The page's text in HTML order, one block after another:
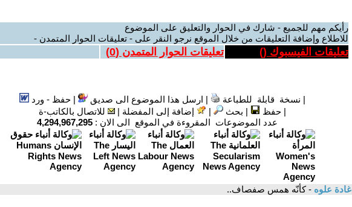
رأيكم مهم للجميع - شارك في الحوار والتعليق على الموضوع
للاطلاع وإضافة التعليقات من خلال الموقع نرجو النقر على - تعليقات الحوار المتمدن -
تعليقات الفيسبوك () تعليقات الحوار المتمدن (0
)
| نسخة قابلة للطباعة | ارسل هذا الموضوع الى صديق |حفظ - ورد
|حفظ | بحث | إضافة إلى المفضلة |
للاتصال بالكاتب-ة
عدد الموضوعات المقروءة في الموقع الى الان : 4,294,967,295
غادة علوه - كأنّه همس صفصاف..